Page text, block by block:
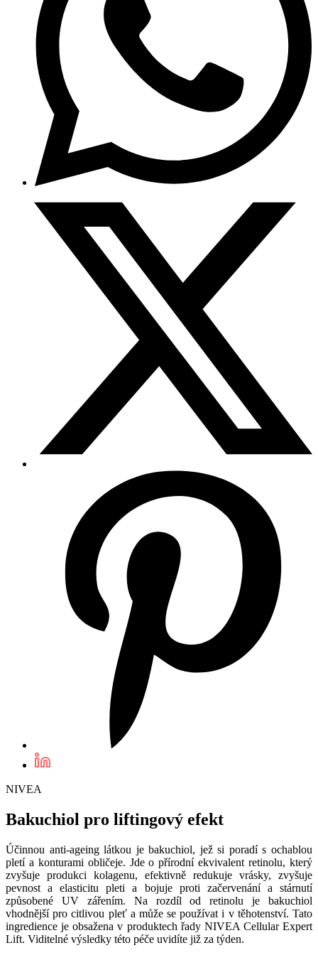
NIVEA
Bakuchiol pro liftingový efekt
Účinnou anti-ageing látkou je bakuchiol, jež si poradí s ochablou
pletí a konturami obličeje. Jde o přírodní ekvivalent retinolu, který
zvyšuje produkci kolagenu, efektivně redukuje vrásky, zvyšuje
pevnost a elasticitu pleti a bojuje proti začervenání a stárnutí
způsobené UV zářením. Na rozdíl od retinolu je bakuchiol
vhodnější pro citlivou pleť a může se používat i v těhotenství. Tato
ingredience je obsažena v produktech řady NIVEA Cellular Expert
Lift. Viditelné výsledky této péče uvidíte již za týden.